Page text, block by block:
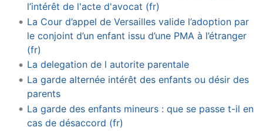
l’intérêt de l'acte d'avocat (fr)
La Cour d’appel de Versailles valide l’adoption par
le conjoint d’un enfant issu d’une PMA à l’étranger
(fr)
La delegation de l autorite parentale
La garde alternée intérêt des enfants ou désir des
parents
La garde des enfants mineurs : que se passe t-il en
cas de désaccord (fr)